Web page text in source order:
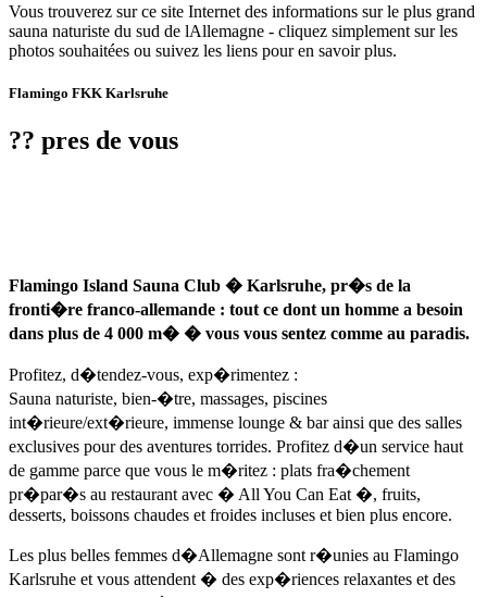
Vous trouverez sur ce site Internet des informations sur le plus grand
sauna naturiste du sud de lAllemagne - cliquez simplement sur les
photos souhaitées ou suivez les liens pour en savoir plus.
Flamingo FKK Karlsruhe
?? pres de vous
Flamingo Island Sauna Club � Karlsruhe, pr�s de la
fronti�re franco-allemande : tout ce dont un homme a besoin
dans plus de 4 000 m� � vous vous sentez comme au paradis.
Profitez, d�tendez-vous, exp�rimentez :
Sauna naturiste, bien-�tre, massages, piscines
int�rieure/ext�rieure, immense lounge & bar ainsi que des salles
exclusives pour des aventures torrides. Profitez d�un service haut
de gamme parce que vous le m�ritez : plats fra�chement
pr�par�s au restaurant avec � All You Can Eat �, fruits,
desserts, boissons chaudes et froides incluses et bien plus encore.
Les plus belles femmes d�Allemagne sont r�unies au Flamingo
Karlsruhe et vous attendent � des exp�riences relaxantes et des